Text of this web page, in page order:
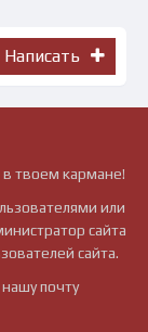
Написать
твоем кармане!
или
сайта
сайта.
почту